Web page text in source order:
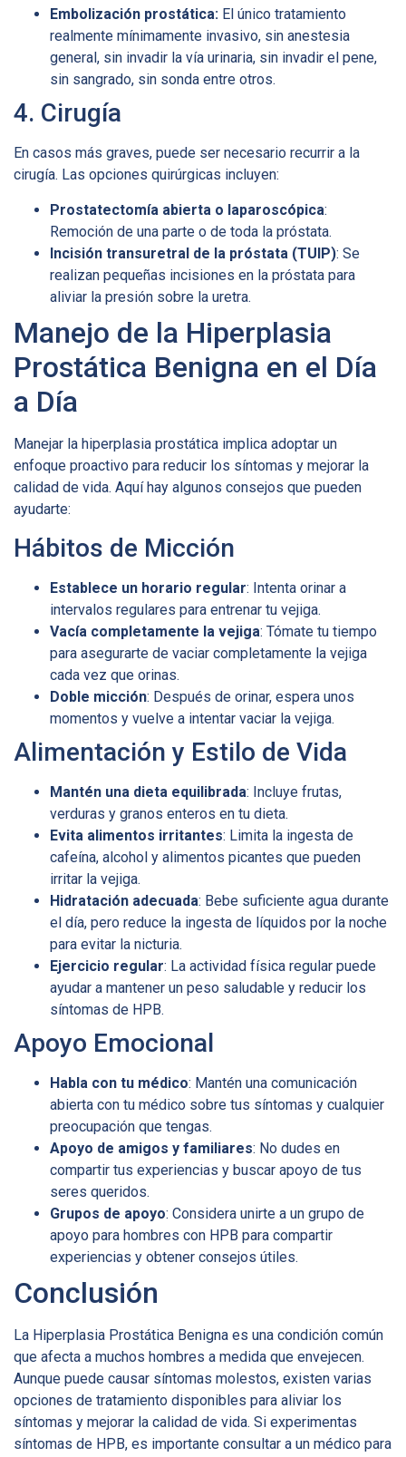
Embolización prostática: El único tratamiento
realmente mínimamente invasivo, sin anestesia
general, sin invadir la vía urinaria, sin invadir el pene,
sin sangrado, sin sonda entre otros.
4. Cirugía
En casos más graves, puede ser necesario recurrir a la
cirugía. Las opciones quirúrgicas incluyen:
Prostatectomía abierta o laparoscópica:
Remoción de una parte o de toda la próstata.
Incisión transuretral de la próstata (TUIP): Se
realizan pequeñas incisiones en la próstata para
aliviar la presión sobre la uretra.
Manejo de la Hiperplasia
Prostática Benigna en el Día
a Día
Manejar la hiperplasia prostática implica adoptar un
enfoque proactivo para reducir los síntomas y mejorar la
calidad de vida. Aquí hay algunos consejos que pueden
ayudarte:
Hábitos de Micción
Establece un horario regular: Intenta orinar a
intervalos regulares para entrenar tu vejiga.
Vacía completamente la vejiga: Tómate tu tiempo
para asegurarte de vaciar completamente la vejiga
cada vez que orinas.
Doble micción: Después de orinar, espera unos
momentos y vuelve a intentar vaciar la vejiga.
Alimentación y Estilo de Vida
Mantén una dieta equilibrada: Incluye frutas,
verduras y granos enteros en tu dieta.
Evita alimentos irritantes: Limita la ingesta de
cafeína, alcohol y alimentos picantes que pueden
irritar la vejiga.
Hidratación adecuada: Bebe suficiente agua durante
el día, pero reduce la ingesta de líquidos por la noche
para evitar la nicturia.
Ejercicio regular: La actividad física regular puede
ayudar a mantener un peso saludable y reducir los
síntomas de HPB.
Apoyo Emocional
Habla con tu médico: Mantén una comunicación
abierta con tu médico sobre tus síntomas y cualquier
preocupación que tengas.
Apoyo de amigos y familiares: No dudes en
compartir tus experiencias y buscar apoyo de tus
seres queridos.
Grupos de apoyo: Considera unirte a un grupo de
apoyo para hombres con HPB para compartir
experiencias y obtener consejos útiles.
Conclusión
La Hiperplasia Prostática Benigna es una condición común
que afecta a muchos hombres a medida que envejecen.
Aunque puede causar síntomas molestos, existen varias
opciones de tratamiento disponibles para aliviar los
síntomas y mejorar la calidad de vida. Si experimentas
síntomas de HPB, es importante consultar a un médico para